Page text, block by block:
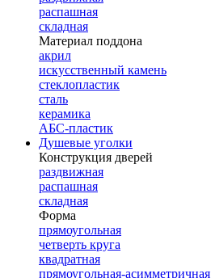
распашная
складная
Материал поддона
акрил
искусственный камень
стеклопластик
сталь
керамика
АБС-пластик
Душевые уголки
Конструкция дверей
раздвижная
распашная
складная
Форма
прямоугольная
четверть круга
квадратная
прямоугольная-асимметричная